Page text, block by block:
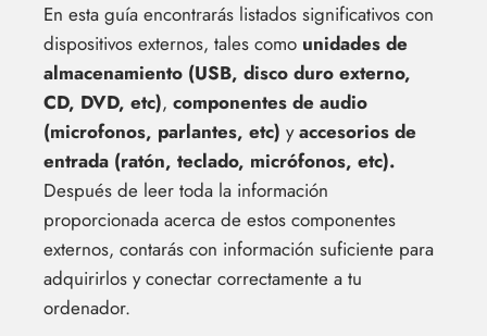
En esta guía encontrarás listados significativos con
dispositivos externos, tales como unidades de
almacenamiento (USB, disco duro externo,
CD, DVD, etc), componentes de audio
(microfonos, parlantes, etc) yaccesorios de
entrada (ratón, teclado, micrófonos, etc).
Después de leer toda la información
proporcionada acerca de estos componentes
externos, contarás con información suficiente para
adquirirlos y conectar correctamente a tu
ordenador.